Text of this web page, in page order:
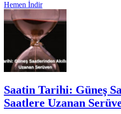
Hemen İndir
Saatin Tarihi: Güneş
Saatlere Uzanan